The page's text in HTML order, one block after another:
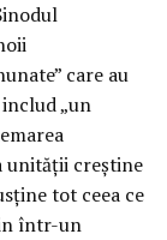
care au
„un
unităţii creştine
tot ceea ce
într-un